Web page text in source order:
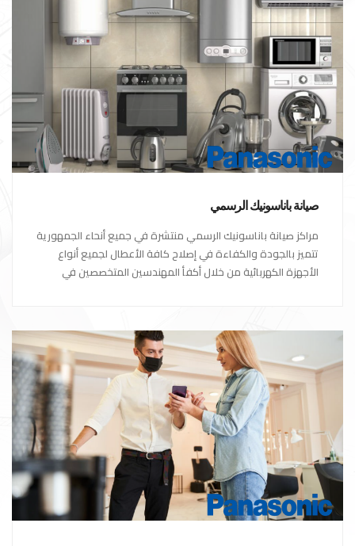
صيانة باناسونيك الرسمي
مراكز صيانة باناسونيك الرسمي منتشرة في جميع أنحاء الجمهورية
تتميز بالجودة والكفاءة في إصلاح كافة الأعطال لجميع أنواع
الأجهزة الكهربائية من خلال أكفأ المهندسين المتخصصين في